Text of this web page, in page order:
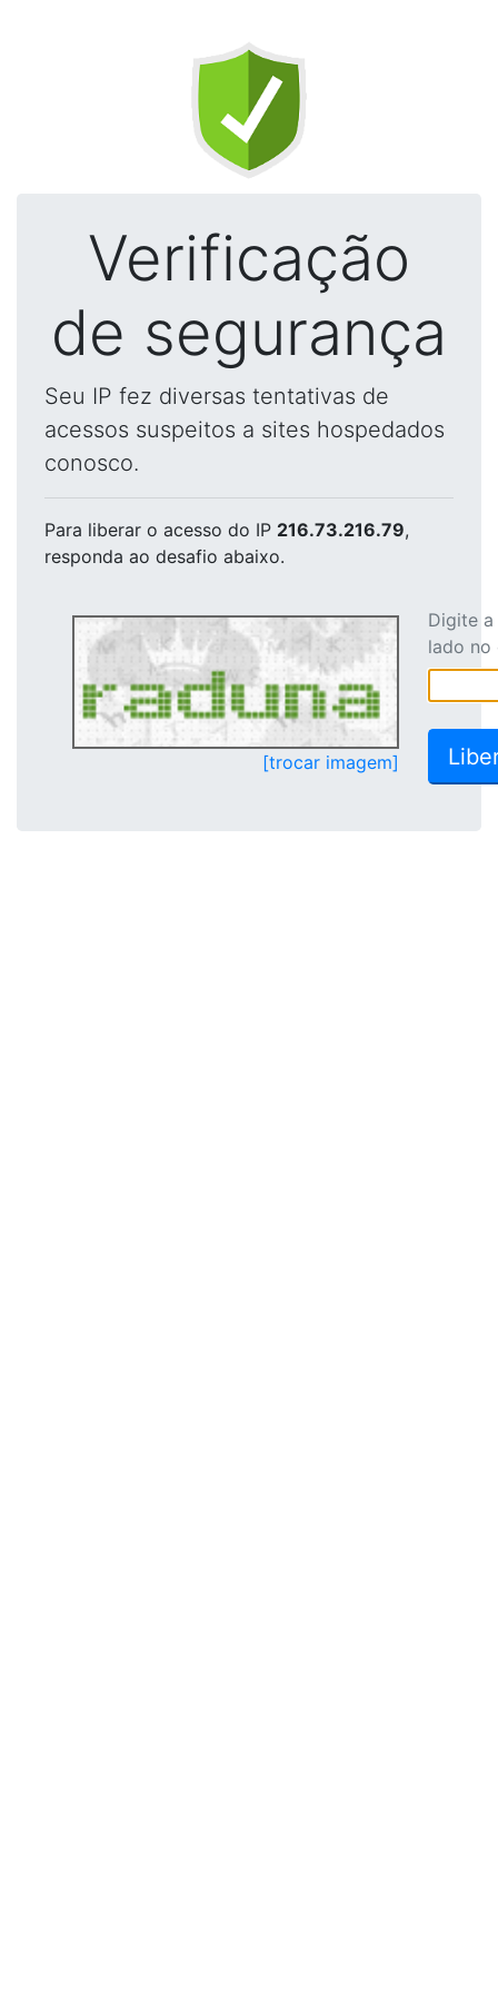
Verificação
de segurança
Seu IP fez diversas tentativas de
acessos suspeitos a sites hospedados
conosco.
Para liberar o acesso do IP 216.73.216.79,
responda ao desafio abaixo.
[trocar imagem]
Digite
lado no